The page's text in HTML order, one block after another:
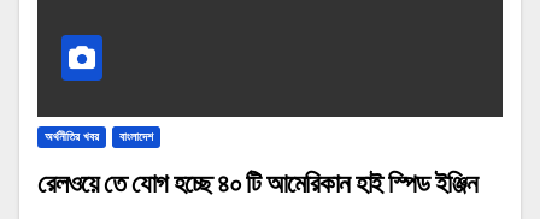
অর্থনীতির খবর বাংলাদেশ
রেলওয়ে তে যোগ হচ্ছে ৪০ টি আমেরিকান হাই স্পিড ইঞ্জিন